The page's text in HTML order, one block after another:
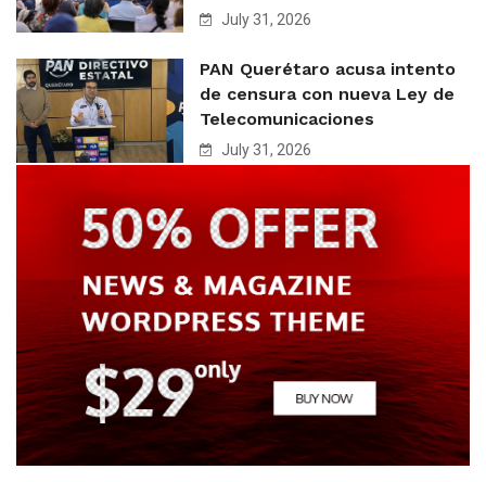
July 31, 2026
PAN Querétaro acusa intento
de censura con nueva Ley de
Telecomunicaciones
July 31, 2026